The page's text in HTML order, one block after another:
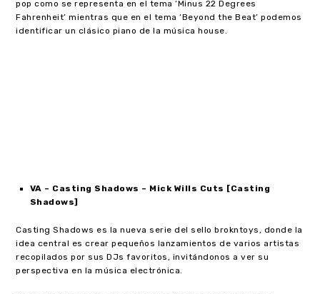
pop como se representa en el tema ‘Minus 22 Degrees
Fahrenheit’ mientras que en el tema ‘Beyond the Beat’ podemos
identificar un clásico piano de la música house.
VA – Casting Shadows – Mick Wills Cuts [Casting
Shadows]
Casting Shadows es la nueva serie del sello brokntoys, donde la
idea central es crear pequeños lanzamientos de varios artistas
recopilados por sus DJs favoritos, invitándonos a ver su
perspectiva en la música electrónica.